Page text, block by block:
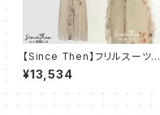
【Since Then】フリルスーツス
カートハイエンド セットアップ
¥13,534